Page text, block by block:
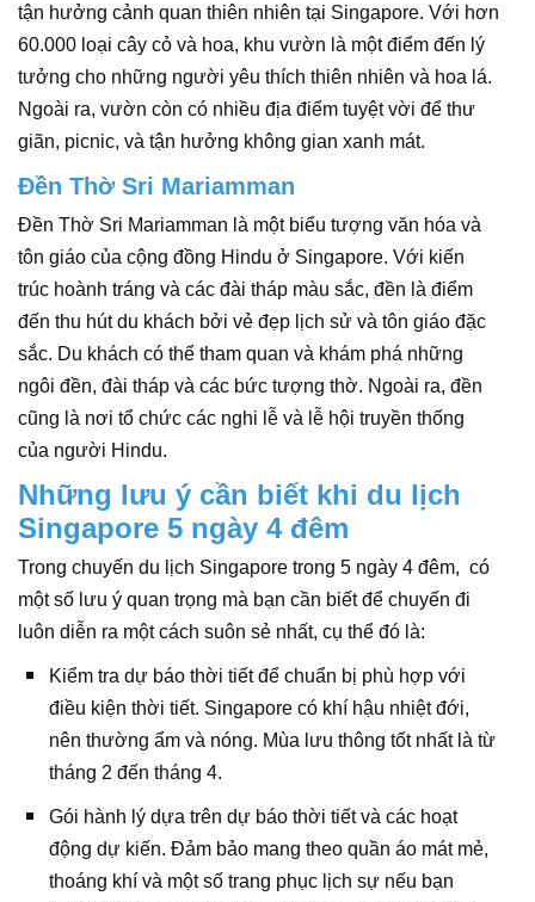
tận hưởng cảnh quan thiên nhiên tại Singapore. Với hơn
60.000 loại cây cỏ và hoa, khu vườn là một điểm đến lý
tưởng cho những người yêu thích thiên nhiên và hoa lá.
Ngoài ra, vườn còn có nhiều địa điểm tuyệt vời để thư
giãn, picnic, và tận hưởng không gian xanh mát.
Đền Thờ Sri Mariamman
Đền Thờ Sri Mariamman là một biểu tượng văn hóa và
tôn giáo của cộng đồng Hindu ở Singapore. Với kiến
trúc hoành tráng và các đài tháp màu sắc, đền là điểm
đến thu hút du khách bởi vẻ đẹp lịch sử và tôn giáo đặc
sắc. Du khách có thể tham quan và khám phá những
ngôi đền, đài tháp và các bức tượng thờ. Ngoài ra, đền
cũng là nơi tổ chức các nghi lễ và lễ hội truyền thống
của người Hindu.
Những lưu ý cần biết khi du lịch
Singapore 5 ngày 4 đêm
Trong chuyến du lịch Singapore trong 5 ngày 4 đêm, có
một số lưu ý quan trọng mà bạn cần biết để chuyến đi
luôn diễn ra một cách suôn sẻ nhất, cụ thể đó là:
Kiểm tra dự báo thời tiết để chuẩn bị phù hợp với
điều kiện thời tiết. Singapore có khí hậu nhiệt đới,
nên thường ẩm và nóng. Mùa lưu thông tốt nhất là từ
tháng 2 đến tháng 4.
Gói hành lý dựa trên dự báo thời tiết và các hoạt
động dự kiến. Đảm bảo mang theo quần áo mát mẻ,
thoáng khí và một số trang phục lịch sự nếu bạn